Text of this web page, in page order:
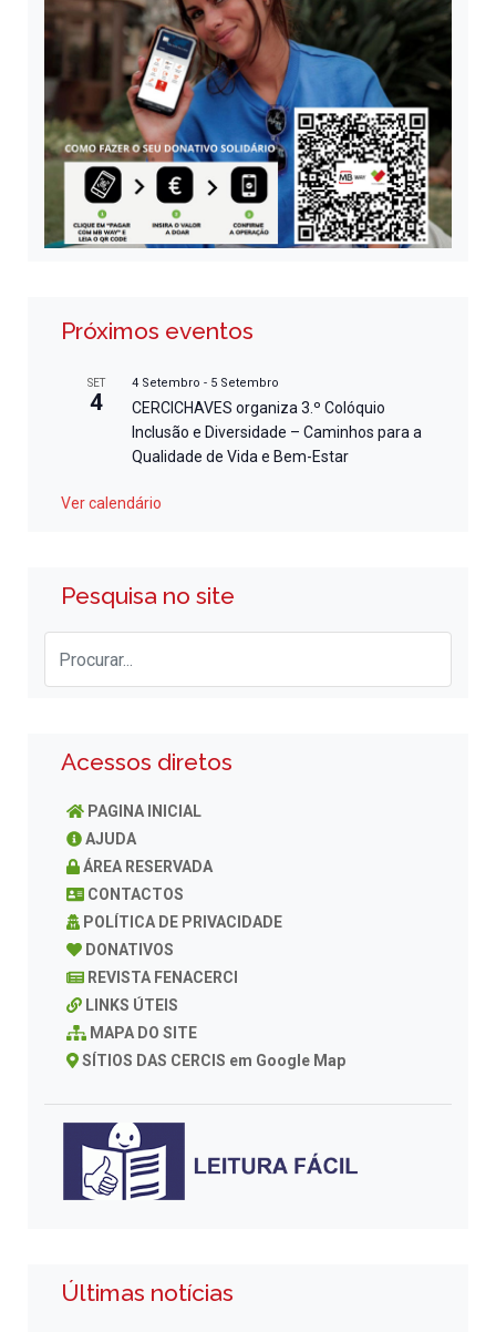
Próximos eventos
SET
4
4 Setembro - 5 Setembro
CERCICHAVES organiza 3.º Colóquio
Inclusão e Diversidade – Caminhos para a
Qualidade de Vida e Bem-Estar
Ver calendário
Pesquisa no site
Acessos diretos
PAGINA INICIAL
AJUDA
ÁREA RESERVADA
CONTACTOS
POLÍTICA DE PRIVACIDADE
DONATIVOS
REVISTA FENACERCI
LINKS ÚTEIS
MAPA DO SITE
SÍTIOS DAS CERCIS em Google Map
Últimas notícias